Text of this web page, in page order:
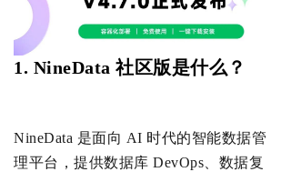
1. NineData 社区版是什么？
NineData 是面向 AI 时代的智能数据管
理平台，提供数据库 DevOps、数据复